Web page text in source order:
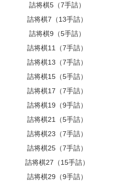
詰将棋5（7手詰）
詰将棋7（13手詰）
詰将棋9（5手詰）
詰将棋11（7手詰）
詰将棋13（7手詰）
詰将棋15（5手詰）
詰将棋17（7手詰）
詰将棋19（9手詰）
詰将棋21（5手詰）
詰将棋23（7手詰）
詰将棋25（7手詰）
詰将棋27（15手詰）
詰将棋29（9手詰）